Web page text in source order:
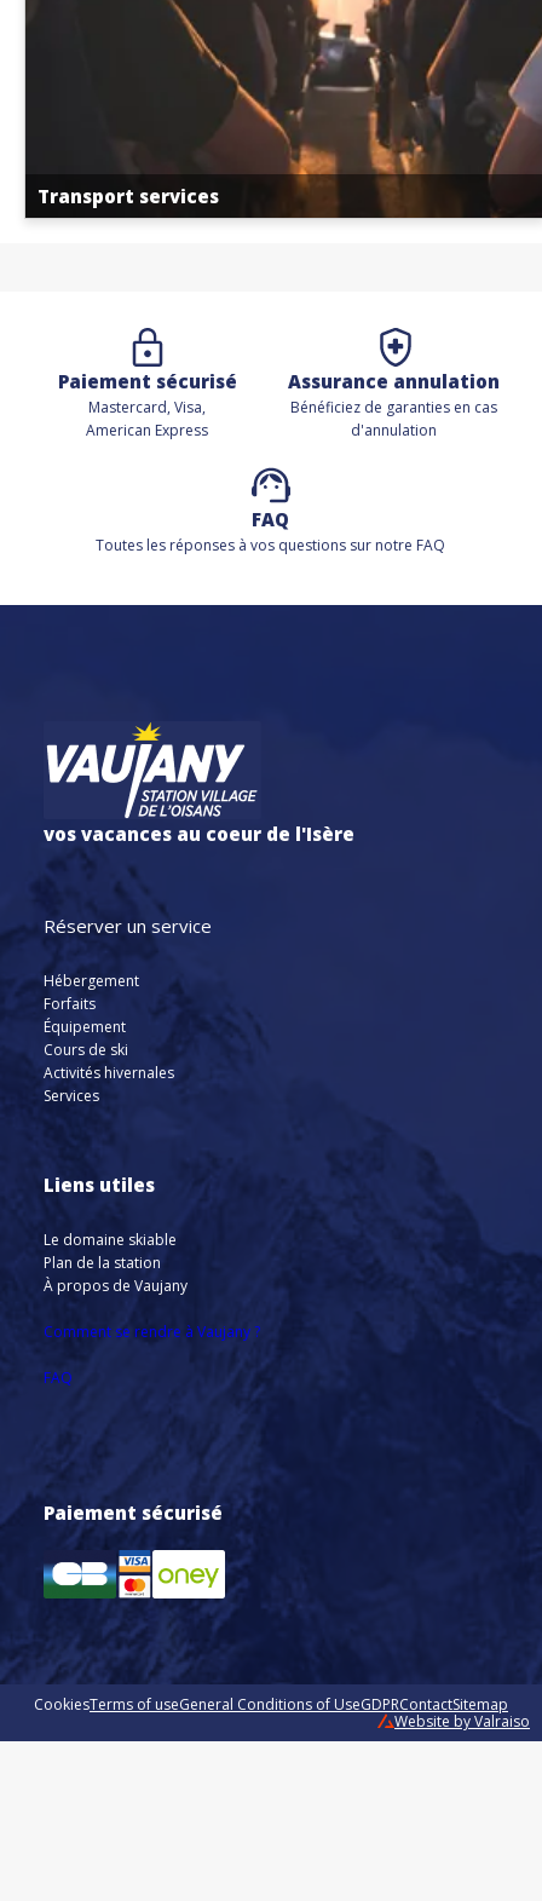
Transport services
Paiement sécurisé
Mastercard, Visa,
American Express
Assurance annulation
Bénéficiez de garanties en cas
d'annulation
FAQ
Toutes les réponses à vos questions sur notre FAQ
vos vacances au coeur de l'Isère
Réserver un service
Hébergement
Forfaits
Équipement
Cours de ski
Activités hivernales
Services
Liens utiles
Le domaine skiable
Plan de la station
À propos de Vaujany
Comment se rendre à Vaujany ?
FAQ
Paiement sécurisé
CookiesTerms of useGeneral Conditions of UseGDPRContactSitemap
Valraiso
Website by Valraiso